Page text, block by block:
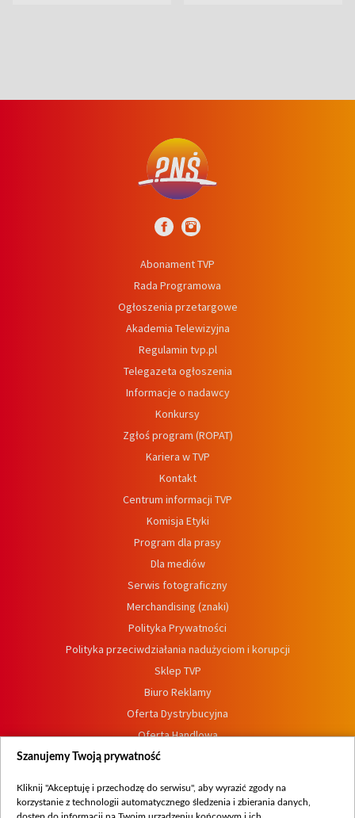
Abonament TVP
Rada Programowa
Ogłoszenia przetargowe
Akademia Telewizyjna
Regulamin tvp.pl
Telegazeta ogłoszenia
Informacje o nadawcy
Konkursy
Zgłoś program (ROPAT)
Kariera w TVP
Kontakt
Centrum informacji TVP
Komisja Etyki
Program dla prasy
Dla mediów
Serwis fotograficzny
Merchandising (znaki)
Polityka Prywatności
Polityka przeciwdziałania nadużyciom i korupcji
Sklep TVP
Biuro Reklamy
Oferta Dystrybucyjna
Oferta Handlowa
Dostępność
Procedura zgłoszeń wewnętrznych
Szanujemy Twoją prywatność
Kliknij "Akceptuję i przechodzę do serwisu", aby wyrazić zgody na
korzystanie z technologii automatycznego śledzenia i zbierania danych,